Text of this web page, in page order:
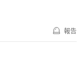
報告